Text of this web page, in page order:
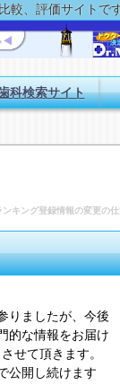
較、評価サイトで
科検索サイト
ンキング登録情報の変更の
りましたが、今後
的な情報をお届け
せて頂きます。
公開し続けます